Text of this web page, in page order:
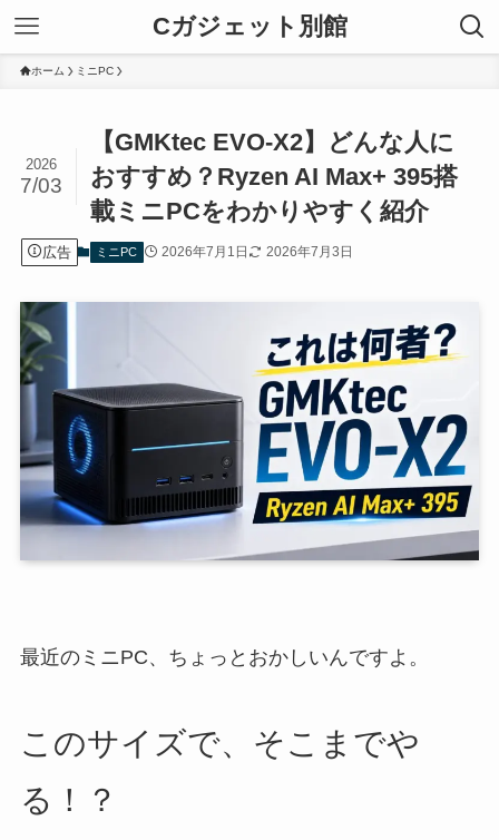
Cガジェット別館
ホーム ミニPC
【GMKtec EVO-X2】どんな人に
おすすめ？Ryzen AI Max+ 395搭
載ミニPCをわかりやすく紹介
2026
7/03
広告 ミニPC 2026年7月1日 2026年7月3日
最近のミニPC、ちょっとおかしいんですよ。
このサイズで、そこまでや
る！？